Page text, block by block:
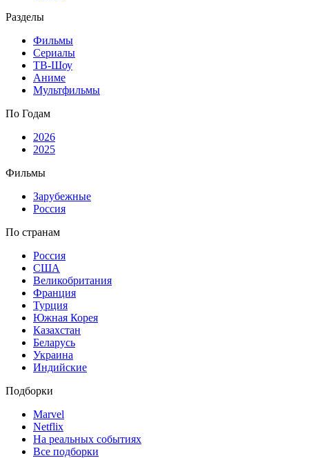
Разделы
Фильмы
Сериалы
ТВ-Шоу
Аниме
Мультфильмы
По Годам
2026
2025
Фильмы
Зарубежные
Россия
По странам
Россия
США
Великобритания
Франция
Турция
Южная Корея
Казахстан
Беларусь
Украина
Индийские
Подборки
Marvel
Netflix
На реальных событиях
Все подборки